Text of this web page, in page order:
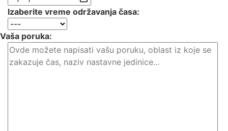
Izaberite vreme održavanja časa:
Vaša poruka: